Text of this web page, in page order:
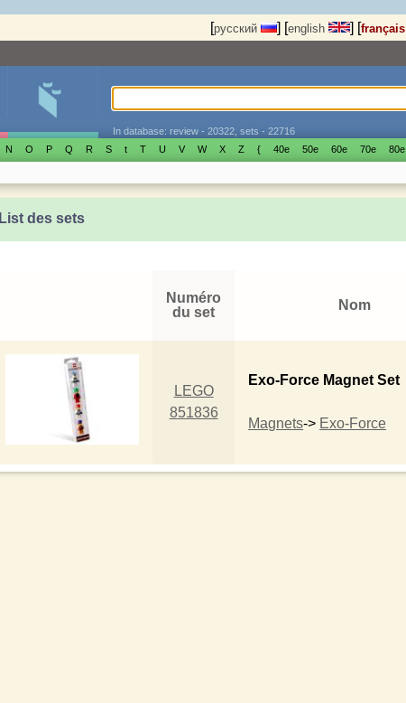
[русский ] [english ] [français
In database: review - 20322, sets - 22716
N O P Q R S t T U V W X Z { 40е 50е 60е 70е 80е
List des sets
Numéro
du set
Nom
LEGO
851836
Exo-Force Magnet Set
Magnets-> Exo-Force